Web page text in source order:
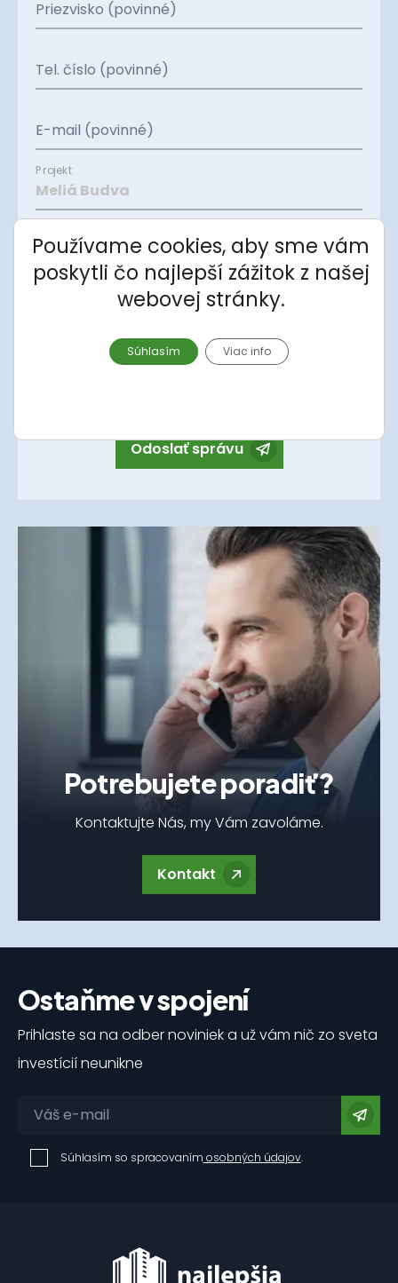
Priezvisko (povinné)
Tel. číslo (povinné)
E-mail (povinné)
Projekt
Odoslať správu
Potrebujete poradiť?
Kontaktujte Nás, my Vám zavoláme.
Kontakt
Ostaňme v spojení
Prihlaste sa na odber noviniek a už vám nič zo sveta
investícií neunikne
Súhlasím so spracovaním osobných údajov.
Používame cookies, aby sme vám
poskytli čo najlepší zážitok z našej
webovej stránky.
Súhlasím Viac info